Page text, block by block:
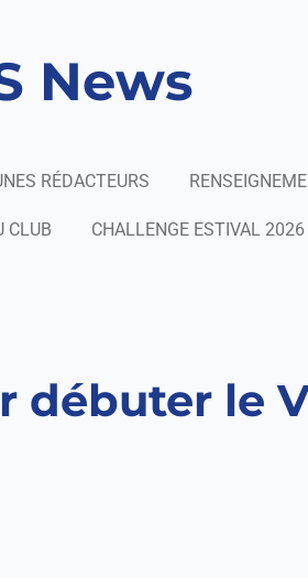
News
RÉDACTEURS
CLUB CHALLENGE ESTIVAL 2026
débuter le